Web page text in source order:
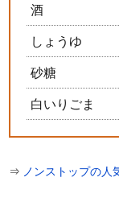
酒
しょうゆ
砂糖
白いりごま
⇒ ノンストップの人